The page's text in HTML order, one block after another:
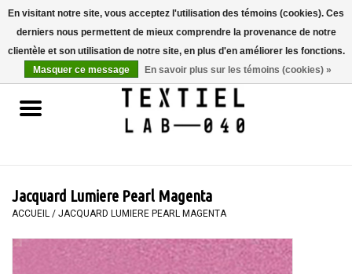
Accueil
LIVRES
PEINTURE
Jacquard Lumiere Pearl Magenta
ACCUEIL / JACQUARD LUMIERE PEARL MAGENTA
En visitant notre site, vous acceptez l'utilisation des témoins (cookies). Ces
derniers nous permettent de mieux comprendre la provenance de notre
clientèle et son utilisation de notre site, en plus d'en améliorer les fonctions.
Masquer ce message
En savoir plus sur les témoins (cookies) »